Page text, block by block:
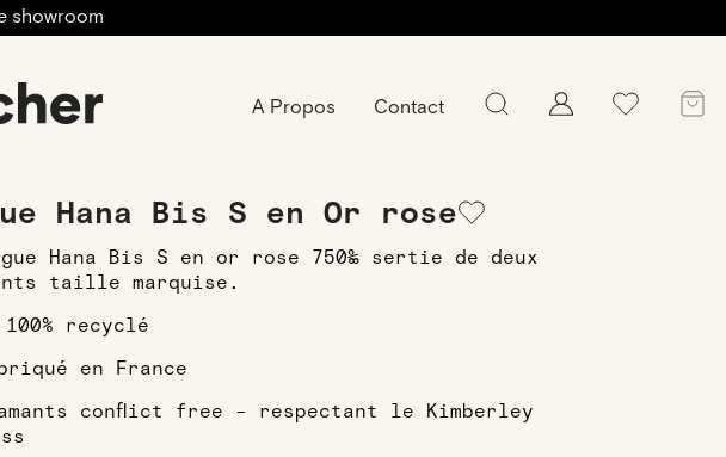
showroom
A Propos
Contact
Hana Bis S en Or rose
Hana Bis S en or rose 750‰ sertie de deux
taille marquise.
recyclé
en France
conflict free - respectant le Kimberley